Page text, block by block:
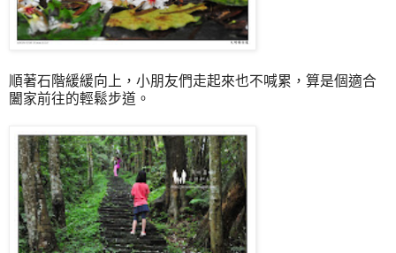
順著石階緩緩向上，小朋友們走起來也不喊累，算是個適合
闔家前往的輕鬆步道。